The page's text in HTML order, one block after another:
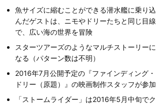
魚サイズに縮むことができる潜水艦に乗り込
んだゲストは、ニモやドリーたちと同じ目線
で、広い海の世界を冒険
スターツアーズのようなマルチストーリーに
なる（パターン数は不明）
2016年7月公開予定の『ファインディング・
ドリー（原題）』の映画制作スタッフが参加
「ストームライダー」は2016年5月中旬でク